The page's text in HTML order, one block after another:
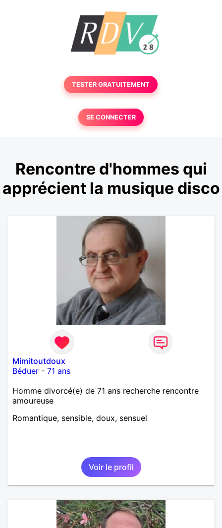
TESTER GRATUITEMENT
SE CONNECTER
Rencontre d'hommes qui
apprécient la musique disco
Mimitoutdoux
Béduer - 71 ans
Homme divorcé(e) de 71 ans recherche rencontre
amoureuse
Romantique, sensible, doux, sensuel
Voir le profil